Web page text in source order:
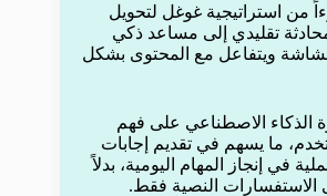
من استراتيجية غوغل لتحويل
تقليدي إلى مساعد ذكي
ويتفاعل مع المحتوى بشكل
الذكاء الاصطناعي على فهم
ما يسهم في تقديم إجابات
في إنجاز المهام اليومية، بدلاً
الاستفسارات النصية فقط.